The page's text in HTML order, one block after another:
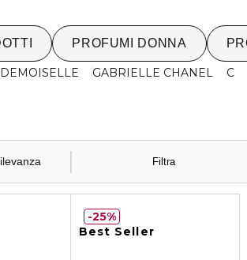
PROFUMI DONNA
GABRIELLE CHANEL
Filtra
Best Seller
25%